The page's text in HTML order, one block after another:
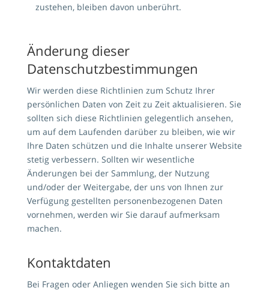
zustehen, bleiben davon unberührt.
Änderung dieser
Datenschutzbestimmungen
Wir werden diese Richtlinien zum Schutz Ihrer
persönlichen Daten von Zeit zu Zeit aktualisieren. Sie
sollten sich diese Richtlinien gelegentlich ansehen,
um auf dem Laufenden darüber zu bleiben, wie wir
Ihre Daten schützen und die Inhalte unserer Website
stetig verbessern. Sollten wir wesentliche
Änderungen bei der Sammlung, der Nutzung
und/oder der Weitergabe, der uns von Ihnen zur
Verfügung gestellten personenbezogenen Daten
vornehmen, werden wir Sie darauf aufmerksam
machen.
Kontaktdaten
Bei Fragen oder Anliegen wenden Sie sich bitte an